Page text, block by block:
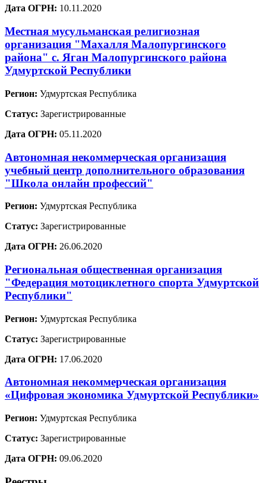
Дата ОГРН: 10.11.2020
Местная мусульманская религиозная
организация "Махалля Малопургинского
района" с. Яган Малопургинского района
Удмуртской Республики
Регион: Удмуртская Республика
Статус: Зарегистрированные
Дата ОГРН: 05.11.2020
Автономная некоммерческая организация
учебный центр дополнительного образования
"Школа онлайн профессий"
Регион: Удмуртская Республика
Статус: Зарегистрированные
Дата ОГРН: 26.06.2020
Региональная общественная организация
"Федерация мотоциклетного спорта Удмуртской
Республики"
Регион: Удмуртская Республика
Статус: Зарегистрированные
Дата ОГРН: 17.06.2020
Автономная некоммерческая организация
«Цифровая экономика Удмуртской Республики»
Регион: Удмуртская Республика
Статус: Зарегистрированные
Дата ОГРН: 09.06.2020